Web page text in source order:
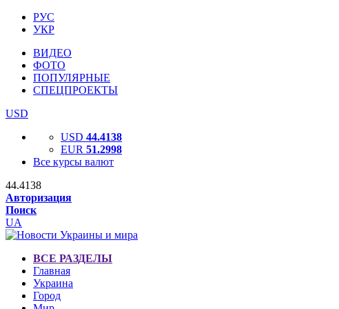
РУС
УКР
ВИДЕО
ФОТО
ПОПУЛЯРНЫЕ
СПЕЦПРОЕКТЫ
USD
USD 44.4138
EUR 51.2998
Все курсы валют
44.4138
Авторизация
Поиск
UA
ВСЕ РАЗДЕЛЫ
Главная
Украина
Город